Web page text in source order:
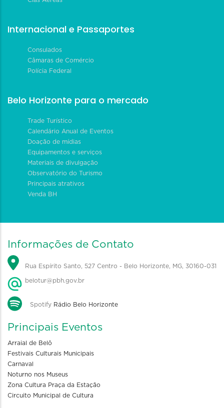
Internacional e Passaportes
Consulados
Câmaras de Comércio
Polícia Federal
Belo Horizonte para o mercado
Trade Turístico
Calendário Anual de Eventos
Doação de mídias
Equipamentos e serviços
Materiais de divulgação
Observatório do Turismo
Principais atrativos
Venda BH
Informações de Contato
Rua Espírito Santo, 527 Centro - Belo Horizonte, MG, 30160-031
belotur@pbh.gov.br
Spotify Rádio Belo Horizonte
Principais Eventos
Arraial de Belô
Festivais Culturais Municipais
Carnaval
Noturno nos Museus
Zona Cultura Praça da Estação
Circuito Municipal de Cultura